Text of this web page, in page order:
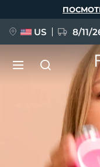
US 8/11/
НОВИНКА
BREAKING
English